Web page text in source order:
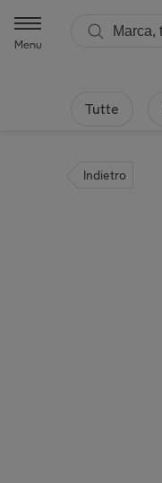
Menu
Tutte
Indietro